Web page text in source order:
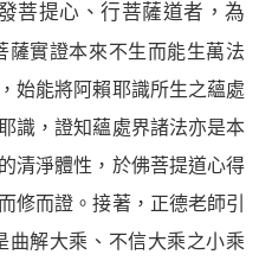
菩提心、行菩薩道者，為
薩實證本來不生而能生萬法
始能將阿賴耶識所生之蘊處
識，證知蘊處界諸法亦是本
清淨體性，於佛菩提道心得
修而證。接著，正德老師引
曲解大乘、不信大乘之小乘